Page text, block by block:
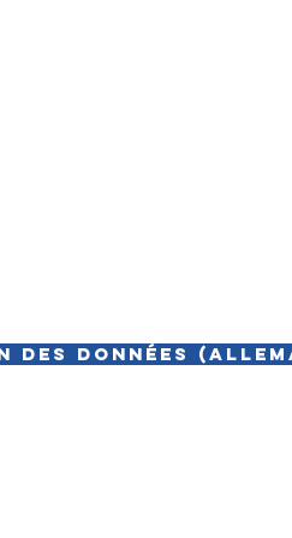
des données